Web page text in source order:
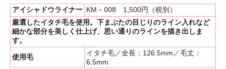
アイシャドウライナー KM－008 1,500円（税別）
厳選したイタチ毛を使用。下まぶたの目じりのライン入れなど
細かな部分を美しく仕上げ、思い通りのラインを描き出しま
す。
使用毛
イタチ毛／全長：126.5mm／毛丈：
6.5mm